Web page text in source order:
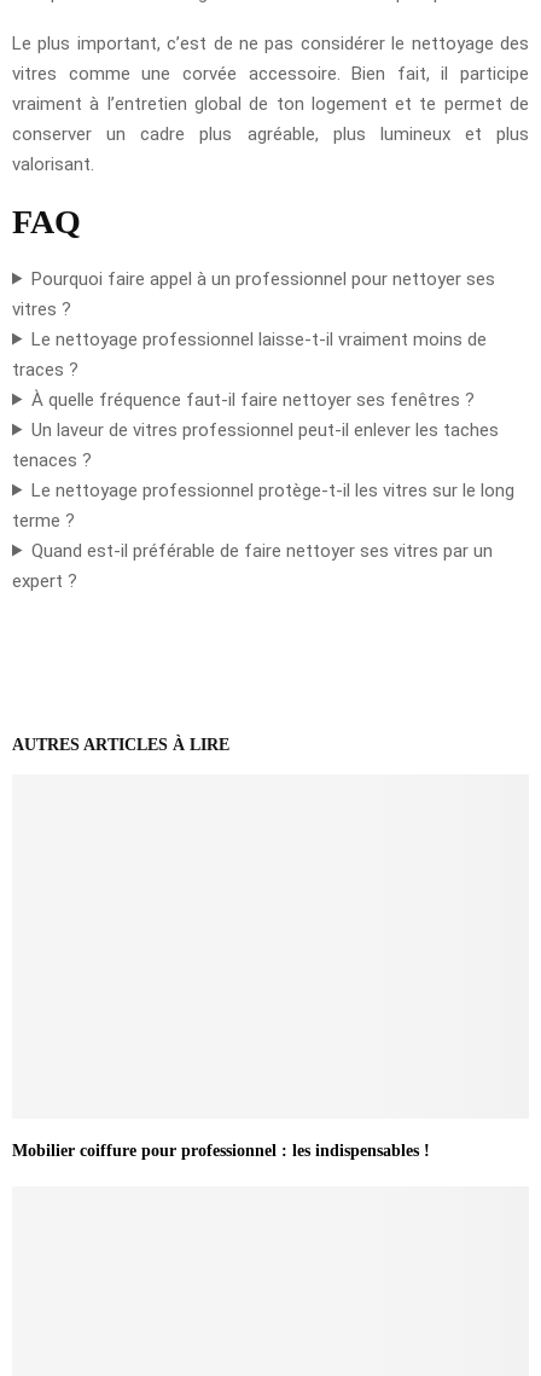
Le plus important, c’est de ne pas considérer le nettoyage des
vitres comme une corvée accessoire. Bien fait, il participe
vraiment à l’entretien global de ton logement et te permet de
conserver un cadre plus agréable, plus lumineux et plus
valorisant.
FAQ
Pourquoi faire appel à un professionnel pour nettoyer ses
vitres ?
Le nettoyage professionnel laisse-t-il vraiment moins de
traces ?
À quelle fréquence faut-il faire nettoyer ses fenêtres ?
Un laveur de vitres professionnel peut-il enlever les taches
tenaces ?
Le nettoyage professionnel protège-t-il les vitres sur le long
terme ?
Quand est-il préférable de faire nettoyer ses vitres par un
expert ?
AUTRES ARTICLES À LIRE
Mobilier coiffure pour professionnel : les indispensables !